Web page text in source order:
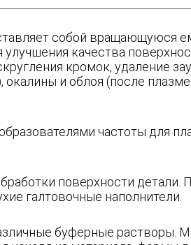
собой вращающуюся
качества
кромок, удаление
и облоя (после
частоты для
поверхности детали.
галтовочные наполнители.
буферные растворы.